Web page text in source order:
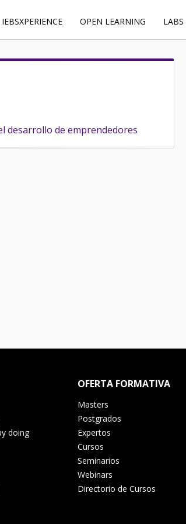
IEBSXPERIENCE OPEN LEARNING
desarrollo de emprendedores
doing
OFERTA FORMATIVA
Masters
Postgrados
Expertos
Cursos
Seminarios
Webinars
Directorio de Cursos